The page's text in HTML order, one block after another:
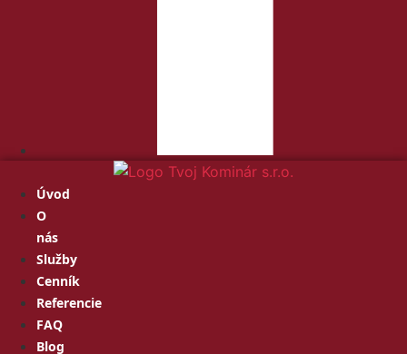
Úvod
O
nás
Služby
Cenník
Referencie
FAQ
Blog